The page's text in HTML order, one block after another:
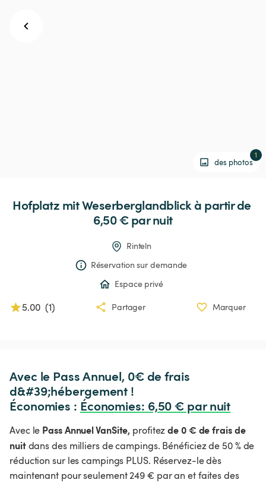
des photos
1
Hofplatz mitWeserberglandblick à partir de
6,50 € par nuit
Rinteln
Réservation sur demande
Espace privé
5.00 (1) Partager Marquer
Avec le Pass Annuel, 0€ de frais
d&#39;hébergement !
Économies : Économies: 6,50 € par nuit
Avec le Pass Annuel VanSite, profitezde 0 € de frais de
nuitdans des milliers de campings. Bénéficiez de 50 % de
réduction sur les campings PLUS. Réservez-le dès
maintenant pour seulement 249 € par an et faites des